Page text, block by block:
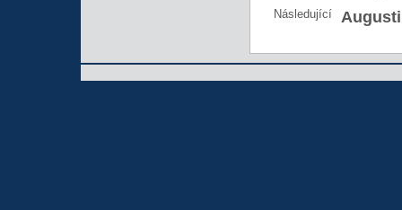
Následující